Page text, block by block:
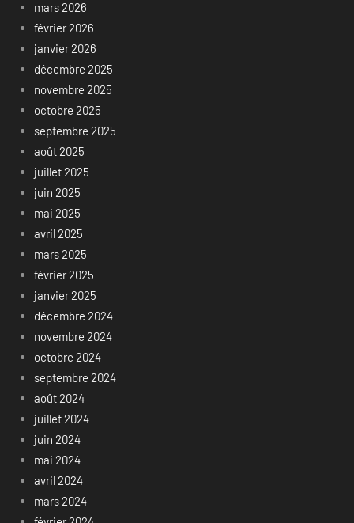
mars 2026
février 2026
janvier 2026
décembre 2025
novembre 2025
octobre 2025
septembre 2025
août 2025
juillet 2025
juin 2025
mai 2025
avril 2025
mars 2025
février 2025
janvier 2025
décembre 2024
novembre 2024
octobre 2024
septembre 2024
août 2024
juillet 2024
juin 2024
mai 2024
avril 2024
mars 2024